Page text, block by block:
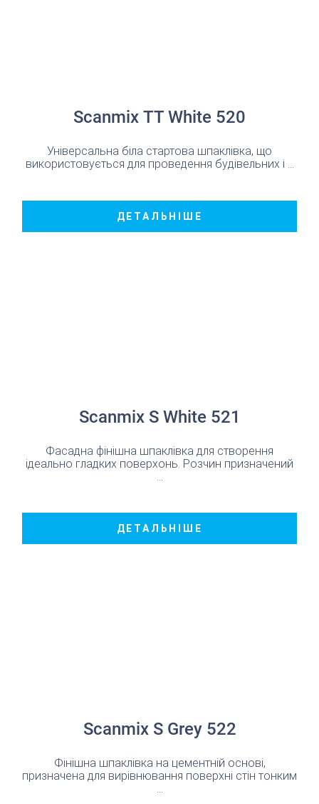
Scanmix ТТ White 520
Універсальна біла стартова шпаклівка, що
використовується для проведення будівельних і ...
ДЕТАЛЬНІШЕ
Scanmix S White 521
Фасадна фінішна шпаклівка для створення
ідеально гладких поверхонь. Розчин призначений
...
ДЕТАЛЬНІШЕ
Scanmix S Grey 522
Фінішна шпаклівка на цементній основі,
призначена для вирівнювання поверхні стін тонким
...